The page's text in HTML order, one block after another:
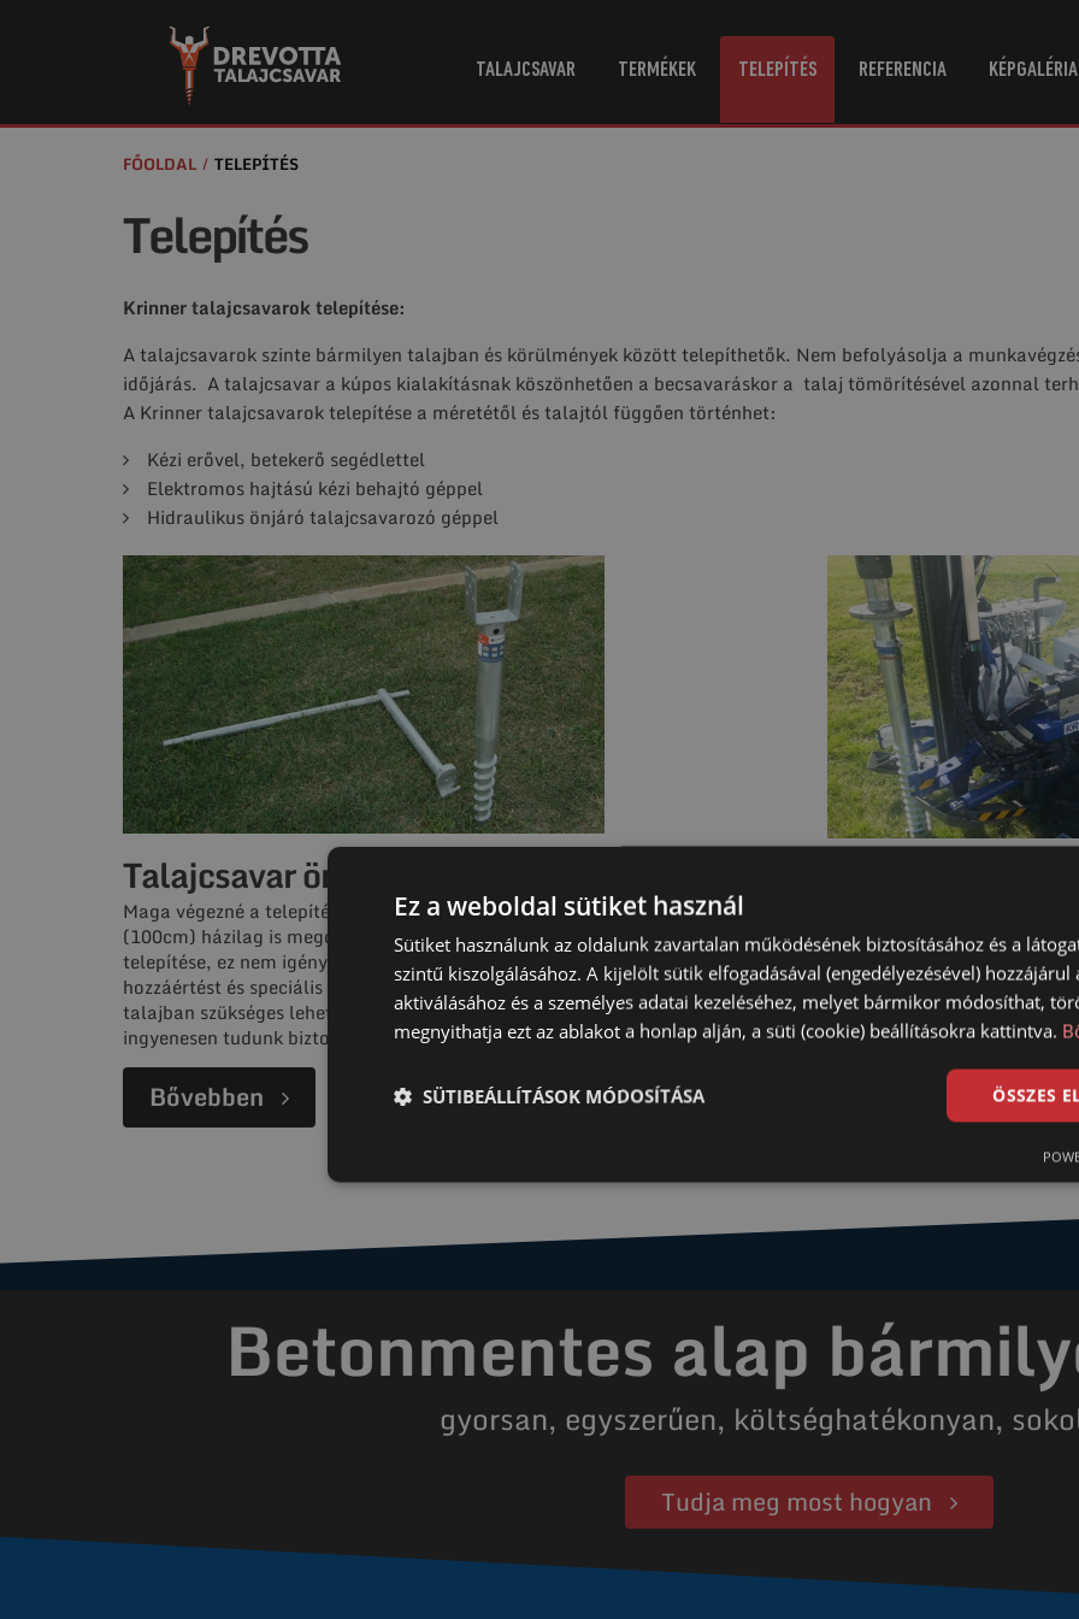
TALAJCSAVAR TERMÉKEK TELEPÍTÉS REFERENCIA KÉPGALÉRIA
FŐOLDAL TELEPÍTÉS
Telepítés
Krinner talajcsavarok telepítése:
A talajcsavarok szinte bármilyen talajban és körülmények között telepíthetők. Nem befolyásolja a
időjárás. A talajcsavar a kúpos kialakításnak köszönhetően a becsavaráskor a talaj tömörítésével azonnal
A Krinner talajcsavarok telepítése a méretétől és talajtól függően történhet:
Kézi erővel, betekerő segédlettel
Elektromos hajtású kézi behajtó géppel
Hidraulikus önjáró talajcsavarozó géppel
Talajcsavar önerős telepítése
Maga végezné a telepítést? Kisebb csavarhosszig
(100cm) házilag is megoldható a talajcsavarok
telepítése, ez nem igényel különösebb szakipari
hozzáértést és speciális gépet. Előfúrás kemény
talajban szükséges lehet. Kézi behajtó szerszámot
ingyenesen tudunk biztosítani.
Bővebben
Szakemberre
Betonmentes alap
gyorsan, egyszerűen, költséghatékonyan,
Tudja meg most hogyan
Ez a weboldal sütiket használ
Sütiket használunk az oldalunk zavartalan működésének biztosításához és a
szintű kiszolgálásához. A kijelölt sütik elfogadásával (engedélyezésével) hozzájárul
aktiválásához és a személyes adatai kezeléséhez, melyet bármikor módosíthat,
megnyithatja ezt az ablakot a honlap alján, a süti (cookie) beállításokra kattintva.
ÖSSZES
SÜTIBEÁLLÍTÁSOK MÓDOSÍTÁSA